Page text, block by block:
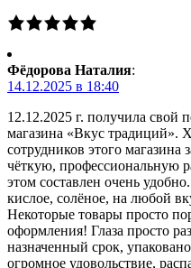
Фёдорова Наталия:
14.12.2025 в 18:40
12.12.2025 г. получила свой
магазина «Вкус традиций».
сотрудников этого магазина
чёткую, профессиональную
этом составлен очень
кислое, солёное, на любой
Некоторые товары просто
оформления! Глаза просто
назначенный срок,
огромное удовольствие,